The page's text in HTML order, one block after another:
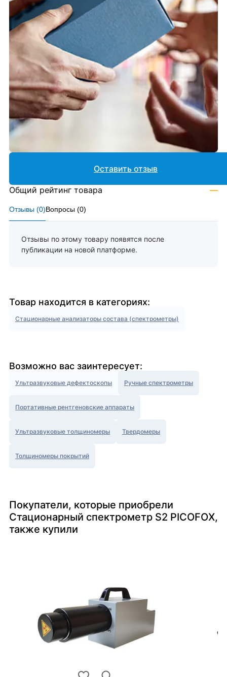
Отзывы (0)Вопросы (0)
Отзывы по этому товару появятся после
публикации на новой платформе.
Оставить отзыв
Общий рейтинг товара —
Товар находится в категориях:
Стационарные анализаторы состава (спектрометры)
Возможно вас заинтересует:
Ультразвуковые дефектоскопы Ручные спектрометры
Портативные рентгеновские аппараты
Ультразвуковые толщиномеры Твердомеры
Толщиномеры покрытий
Покупатели, которые приобрели
Стационарный спектрометр S2 PICOFOX,
также купили